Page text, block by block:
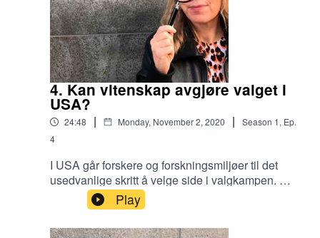
4. Kan vitenskap avgjøre valget i
USA?
24:48 | Monday, November 2, 2020 | Season 1, Ep.
4
I USA går forskere og forskningsmiljøer til det
usedvanlige skritt å velge side i valgkampen. De
er lei av Trumps bruk og misbruk av vitenskap og
forskning, ikke minst som følge av hans
håndtering av korona-krisen. - Jeg har aldri
Play